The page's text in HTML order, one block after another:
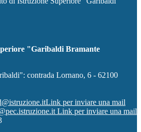
"Garibaldi Bramante
contrada Lornano, 6 - 62100
Link per inviare una mail
Link per inviare una mail